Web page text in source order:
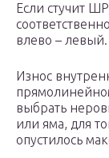
Если стучит
влево – левый.
Износ
выбрать
или яма, для
опустилось